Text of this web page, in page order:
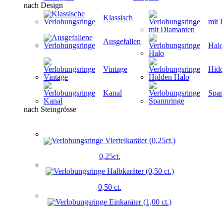
nach Design
Klassisch
mit
Ausgefallen
Vintage
Kanal
nach Steingrösse
0,25ct.
0,50 ct.